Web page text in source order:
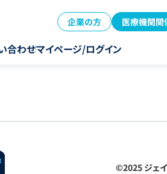
企業の方 医療機関関
合わせマイページ/ログイン
©2025 ジェ